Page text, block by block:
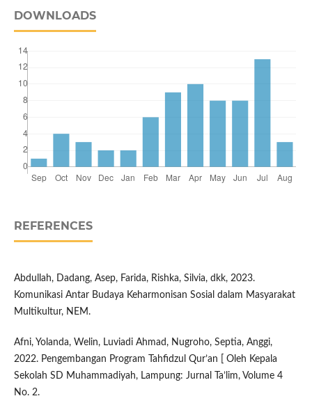
DOWNLOADS
REFERENCES
Abdullah, Dadang, Asep, Farida, Rishka, Silvia, dkk, 2023.
Komunikasi Antar Budaya Keharmonisan Sosial dalam Masyarakat
Multikultur, NEM.
Afni, Yolanda, Welin, Luviadi Ahmad, Nugroho, Septia, Anggi,
2022. Pengembangan Program Tahfidzul Qur’an [ Oleh Kepala
Sekolah SD Muhammadiyah, Lampung: Jurnal Ta’lim, Volume 4
No. 2.